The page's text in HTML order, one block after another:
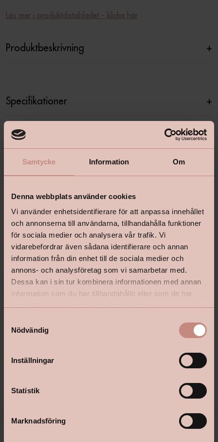
Samtycke Information Om
Denna webbplats använder cookies
Vi använder enhetsidentifierare för att anpassa innehållet
och annonserna till användarna, tillhandahålla funktioner
för sociala medier och analysera vår trafik. Vi
vidarebefordrar även sådana identifierare och annan
information från din enhet till de sociala medier och
annons- och analysföretag som vi samarbetar med.
Dessa kan i sin tur kombinera informationen med annan
information som du har tillhandahållit eller som de har
Nödvändig
Inställningar
Statistik
Marknadsföring
Läs mer i produktdatabladet - klicka här
Produktbeskrivning +
Specifikationer +
Relaterade produkter
Lycke Väggfärg Ultramatt
Pris från
Lycke Väggfärg Matt
399 kr